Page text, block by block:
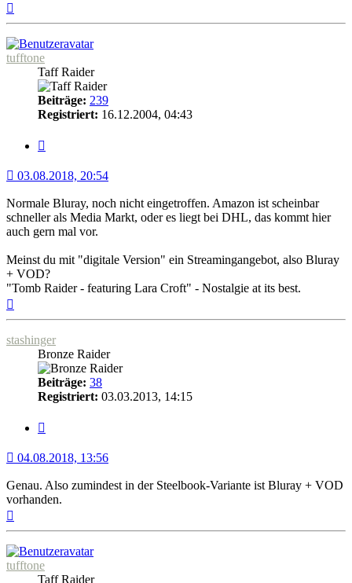
tufftone
Taff Raider
Beiträge: 239
Registriert: 16.12.2004, 04:43
03.08.2018, 20:54
Normale Bluray, noch nicht eingetroffen. Amazon ist scheinbar
schneller als Media Markt, oder es liegt bei DHL, das kommt hier
auch gern mal vor.
Meinst du mit "digitale Version" ein Streamingangebot, also Bluray
+ VOD?
"Tomb Raider - featuring Lara Croft" - Nostalgie at its best.
stashinger
Bronze Raider
Beiträge: 38
Registriert: 03.03.2013, 14:15
04.08.2018, 13:56
Genau. Also zumindest in der Steelbook-Variante ist Bluray + VOD
vorhanden.
tufftone
Taff Raider